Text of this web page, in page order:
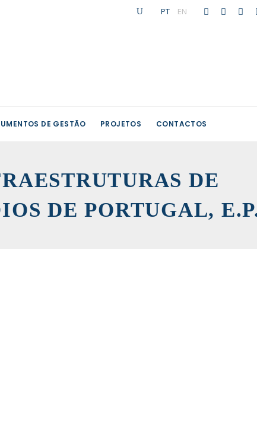
PT EN
DE GESTÃO PROJETOS CONTACTOS
DE
DE PORTUGAL,